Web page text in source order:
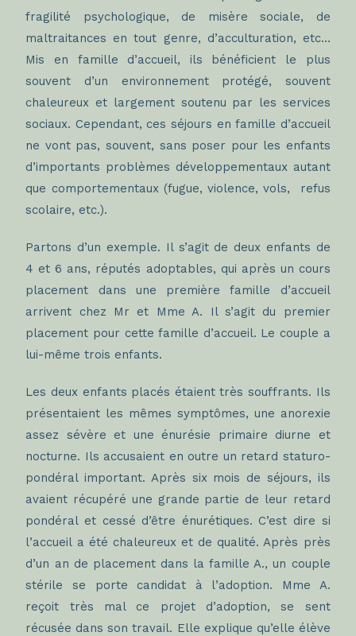
fragilité psychologique, de misère sociale, de
maltraitances en tout genre, d’acculturation, etc…
Mis en famille d’accueil, ils bénéficient le plus
souvent d’un environnement protégé, souvent
chaleureux et largement soutenu par les services
sociaux. Cependant, ces séjours en famille d’accueil
ne vont pas, souvent, sans poser pour les enfants
d’importants problèmes développementaux autant
que comportementaux (fugue, violence, vols, refus
scolaire, etc.).
Partons d’un exemple. Il s’agit de deux enfants de
4 et 6 ans, réputés adoptables, qui après un cours
placement dans une première famille d’accueil
arrivent chez Mr et Mme A. Il s’agit du premier
placement pour cette famille d’accueil. Le couple a
lui-même trois enfants.
Les deux enfants placés étaient très souffrants. Ils
présentaient les mêmes symptômes, une anorexie
assez sévère et une énurésie primaire diurne et
nocturne. Ils accusaient en outre un retard staturo-
pondéral important. Après six mois de séjours, ils
avaient récupéré une grande partie de leur retard
pondéral et cessé d’être énurétiques. C’est dire si
l’accueil a été chaleureux et de qualité. Après près
d’un an de placement dans la famille A., un couple
stérile se porte candidat à l’adoption. Mme A.
reçoit très mal ce projet d’adoption, se sent
récusée dans son travail. Elle explique qu’elle élève